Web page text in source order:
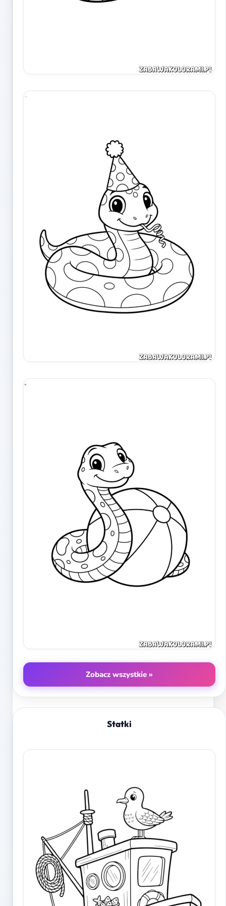
Zobacz wszystkie »
Statki